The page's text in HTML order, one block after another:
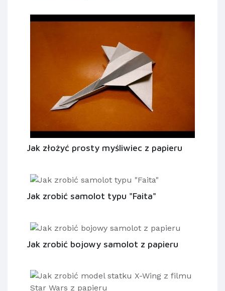
Jak złożyć prosty myśliwiec z papieru
Jak zrobić samolot typu "Faita"
Jak zrobić bojowy samolot z papieru